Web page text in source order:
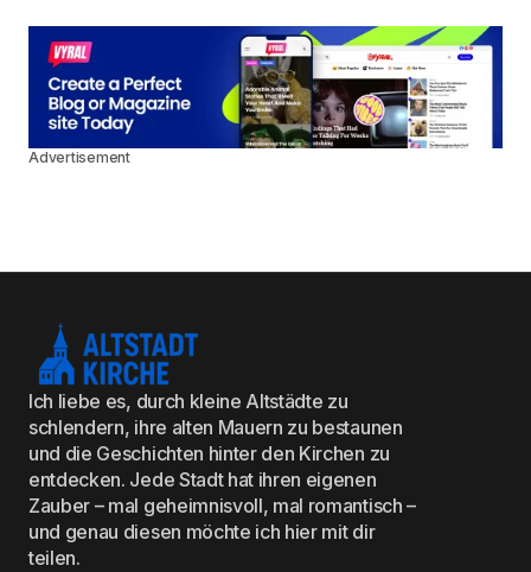
Advertisement
Ich liebe es, durch kleine Altstädte zu
schlendern, ihre alten Mauern zu bestaunen
und die Geschichten hinter den Kirchen zu
entdecken. Jede Stadt hat ihren eigenen
Zauber – mal geheimnisvoll, mal romantisch –
und genau diesen möchte ich hier mit dir
teilen.